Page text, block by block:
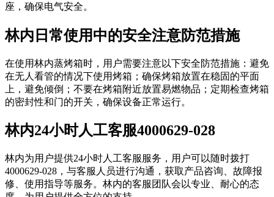
座，确保电气安全。
林内日常使用中的安全注意防范措施
在使用林内蒸烤箱时，用户需要注意以下安全防范措施：避免
在无人看管的情况下使用烤箱；确保烤箱放置在稳固的平面
上，避免倾倒；不要在烤箱附近放置易燃物品；定期检查烤箱
的密封性和门的开关，确保设备正常运行。
林内24小时人工客服4000629-028
林内为用户提供24小时人工客服服务，用户可以随时拨打
4000629-028，与客服人员进行沟通，获取产品咨询、故障报
修、使用指导等服务。林内的客服团队会以专业、耐心的态